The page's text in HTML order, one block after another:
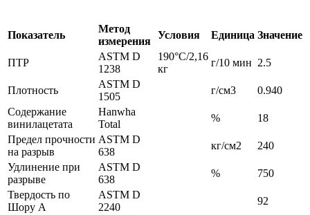
Показатель
Метод
измерения
Условия Единица Значение
ПТР
ASTM D
1238
190°С/2,16
кг
г/10 мин 2.5
Плотность
ASTM D
1505
г/см3
0.940
Содержание
винилацетата
Hanwha
Total
%
18
Предел прочности
на разрыв
ASTM D
638
кг/см2
240
Удлинение при
разрыве
ASTM D
638
%
750
Твердость по
Шору A
ASTM D
2240
92